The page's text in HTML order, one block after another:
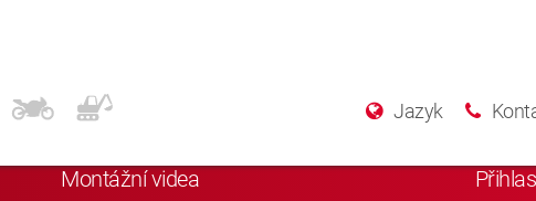
Jazyk
Montážní videa